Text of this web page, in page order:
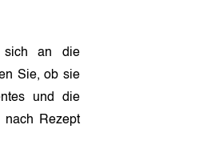
sich an die
Sie, ob sie
und die
nach Rezept